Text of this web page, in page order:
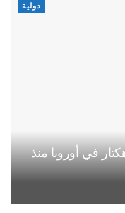
دولية
تلتهم نحو 435 ألف هكتار في أوروبا منذ